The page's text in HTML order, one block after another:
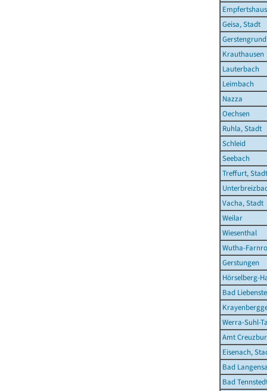
Geisa, Stadt
Gerstengrund
Krauthausen
Lauterbach
Leimbach
Nazza
Oechsen
Ruhla, Stadt
Schleid
Seebach
Treffurt, Stadt
Vacha, Stadt
Weilar
Wiesenthal
Wutha-
Gerstungen
Hörselberg-
Bad
Werra-Suhl-
Amt
Eisenach,
Bad
Bad